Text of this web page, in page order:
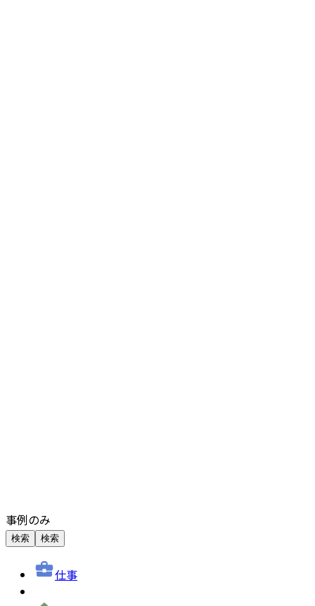
事例のみ
検索 検索
仕事